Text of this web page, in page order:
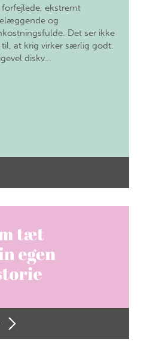
ekstremt
og
Det ser ikke
til, at krig virker særlig godt.
diskv…